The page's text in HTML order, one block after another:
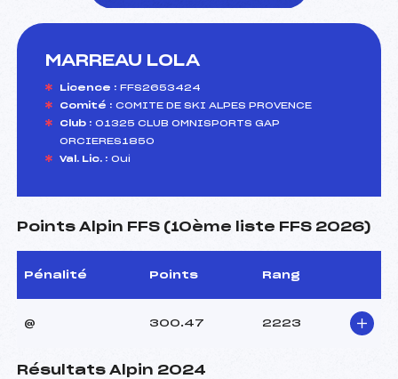
MARREAU LOLA
Licence : FFS2653424
Comité : COMITE DE SKI ALPES PROVENCE
Club : 01325 CLUB OMNISPORTS GAP
ORCIERES1850
Val. Lic. : Oui
Points Alpin FFS (10ème liste FFS 2026)
Pénalité Points Rang
@ 300.47 2223
Résultats Alpin 2024